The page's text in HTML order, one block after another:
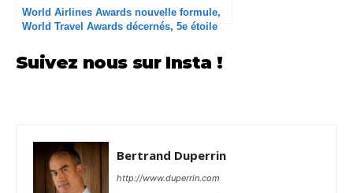
World Airlines Awards nouvelle formule,
World Travel Awards décernés, 5e étoile
Suivez nous sur Insta !
Bertrand Duperrin
http://www.duperrin.com